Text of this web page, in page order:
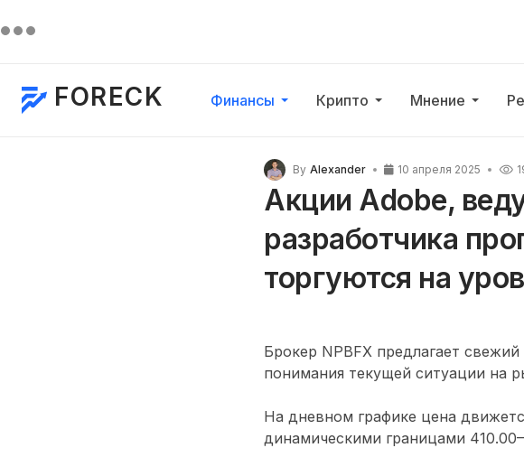
FORECK Финансы Крипто Мнение
By Alexander 10 апреля 2025
Акции Adobe,
разработчика
торгуются на
Брокер NPBFX предлагает
понимания текущей ситуации на
На дневном графике цена
динамическими границами